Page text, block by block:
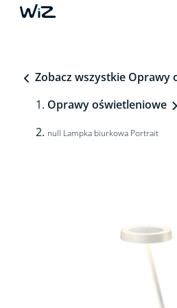
Zobacz wszystkie Oprawy
Oprawy oświetleniowe
null Lampka biurkowa Portrait